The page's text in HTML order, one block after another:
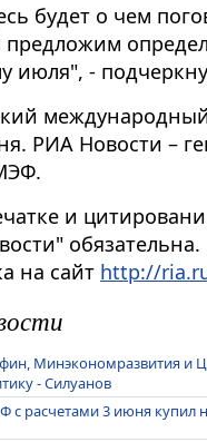
будет о чем
июля", -
РИА Новости –
и
на сайт http://
Минэкономразвития и
- Силуанов
с расчетами 3 июня купил